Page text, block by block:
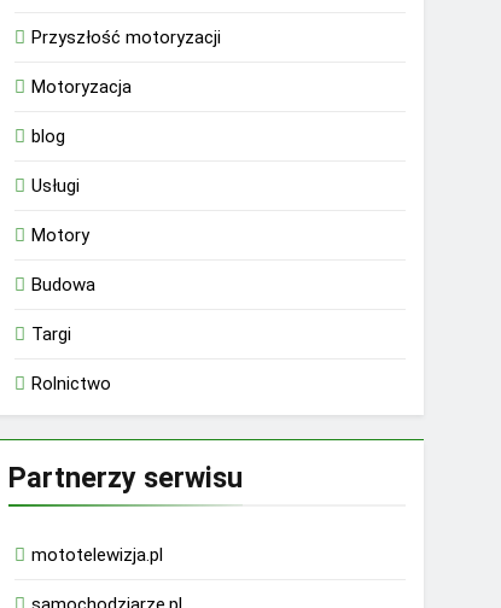
Przyszłość motoryzacji
Motoryzacja
blog
Usługi
Motory
Budowa
Targi
Rolnictwo
Partnerzy serwisu
mototelewizja.pl